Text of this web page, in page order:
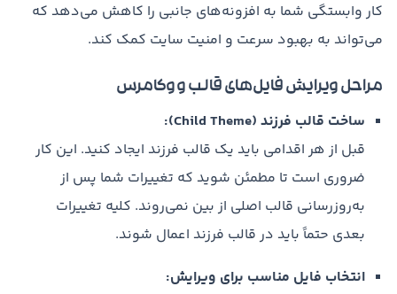
کار وابستگی شما به افزونه‌های جانبی را کاهش می‌دهد که
می‌تواند به بهبود سرعت و امنیت سایت کمک کند.
مراحل ویرایش فایل‌های قالب ووکامرس
ساخت قالب فرزند (Child Theme):
قبل از هر اقدامی باید یک قالب فرزند ایجاد کنید. این کار
ضروری است تا مطمئن شوید که تغییرات شما پس از
به‌روزرسانی قالب اصلی از بین نمی‌روند. کلیه تغییرات
بعدی حتماً باید در قالب فرزند اعمال شوند.
انتخاب فایل مناسب برای ویرایش: